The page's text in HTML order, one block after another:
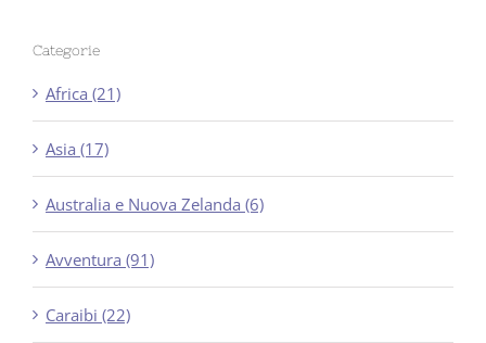
Categorie
Africa (21)
Asia (17)
Australia e Nuova Zelanda (6)
Avventura (91)
Caraibi (22)